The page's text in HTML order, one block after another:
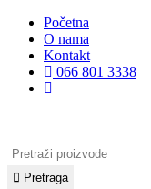
Početna
O nama
Kontakt
066 801 3338
Pretraga